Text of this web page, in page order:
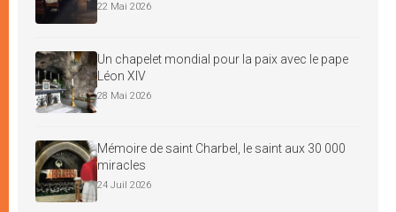
22 Mai 2026
Un chapelet mondial pour la paix avec le pape
Léon XIV
28 Mai 2026
Mémoire de saint Charbel, le saint aux 30 000
miracles
24 Juil 2026